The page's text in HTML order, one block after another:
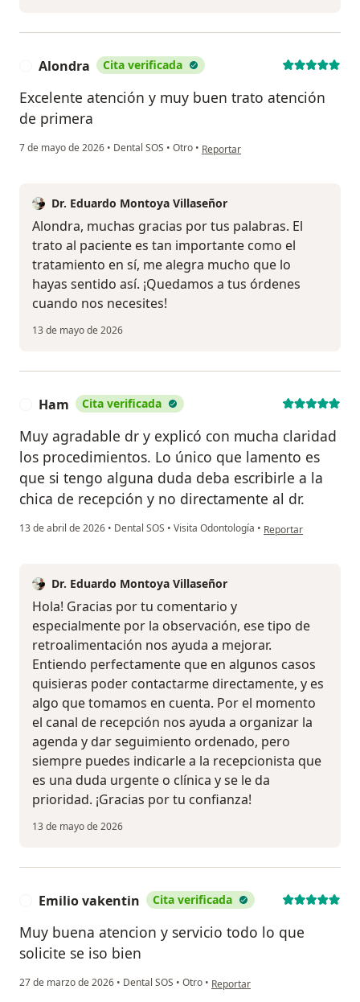
Alondra Cita verificada
Excelente atención y muy buen trato atención
de primera
7 de mayo de 2026 • Dental SOS • Otro • en opinión del usuario Alondra
Reportar
Dr. Eduardo Montoya Villaseñor
Alondra, muchas gracias por tus palabras. El
trato al paciente es tan importante como el
tratamiento en sí, me alegra mucho que lo
hayas sentido así. ¡Quedamos a tus órdenes
cuando nos necesites!
13 de mayo de 2026
Ham Cita verificada
Muy agradable dr y explicó con mucha claridad
los procedimientos. Lo único que lamento es
que si tengo alguna duda deba escribirle a la
chica de recepción y no directamente al dr.
13 de abril de 2026 • Dental SOS • Visita Odontología • en opinión del
Reportar
Dr. Eduardo Montoya Villaseñor
Hola! Gracias por tu comentario y
especialmente por la observación, ese tipo de
retroalimentación nos ayuda a mejorar.
Entiendo perfectamente que en algunos casos
quisieras poder contactarme directamente, y es
algo que tomamos en cuenta. Por el momento
el canal de recepción nos ayuda a organizar la
agenda y dar seguimiento ordenado, pero
siempre puedes indicarle a la recepcionista que
es una duda urgente o clínica y se le da
prioridad. ¡Gracias por tu confianza!
13 de mayo de 2026
Emilio vakentin Cita verificada
Muy buena atencion y servicio todo lo que
solicite se iso bien
27 de marzo de 2026 • Dental SOS • Otro • en opinión del usuario Emilio
Reportar